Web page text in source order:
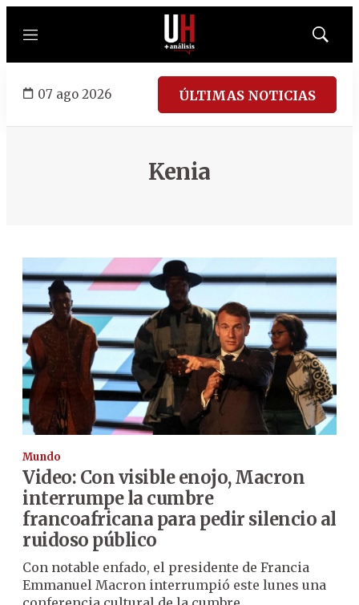
Menú
Mostrar
07 ago 2026 ÚLTIMAS NOTICIAS
Kenia
Mundo
Video: Con visible enojo, Macron
interrumpe la cumbre
francoafricana para pedir silencio al
ruidoso público
Con notable enfado, el presidente de Francia
Emmanuel Macron interrumpió este lunes una